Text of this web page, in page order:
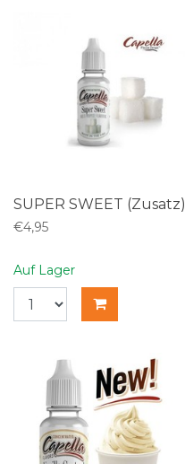
SUPER SWEET (Zusatz)
€4,95
Auf Lager